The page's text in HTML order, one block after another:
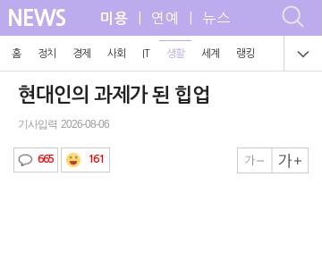
NEWS 미용 | 연예 | 뉴스
홈 정치 경제 사회 IT 생활 세계 랭킹
현대인의 과제가 된 힙업
기사입력 2026-08-06
665 161